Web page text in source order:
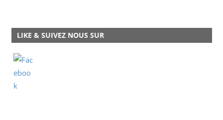
LIKE & SUIVEZ NOUS SUR